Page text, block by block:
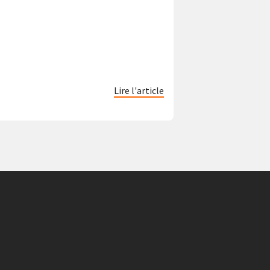
Lire l'article